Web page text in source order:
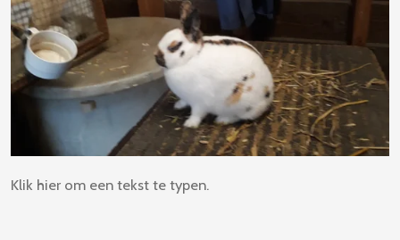
Klik hier om een tekst te typen.